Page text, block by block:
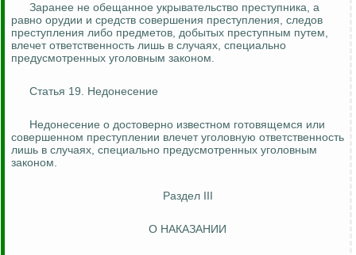
Заранее не обещанное укрывательство преступника, а
равно орудии и средств совершения преступления, следов
преступления либо предметов, добытых преступным путем,
влечет ответственность лишь в случаях, специально
предусмотренных уголовным законом.
Статья 19. Недонесение
Недонесение о достоверно известном готовящемся или
совершенном преступлении влечет уголовную ответственность
лишь в случаях, специально предусмотренных уголовным
законом.
Раздел III
О НАКАЗАНИИ